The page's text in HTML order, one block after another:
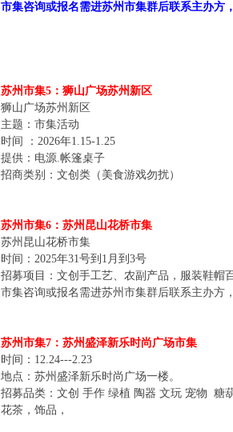
市集咨询或报名需进苏州市集群后联系主办方
苏州市集5：狮山广场苏州新区
狮山广场苏州新区
主题：市集活动
时间 ：2026年1.15-1.25
提供：电源.帐篷桌子
招商类别：文创类（美食游戏勿扰）
苏州市集6：苏州昆山花桥市集
苏州昆山花桥市集
时间：2025年31号到1月到3号
招募项目：文创手工艺、农副产品，服装鞋帽
市集咨询或报名需进苏州市集群后联系主办方
苏州市集7：苏州盛泽新乐时尚广场市集
时间：12.24---2.23
地点：苏州盛泽新乐时尚广场一楼。
招募品类：文创 手作 绿植 陶器 文玩 宠物 糖
花茶，饰品，